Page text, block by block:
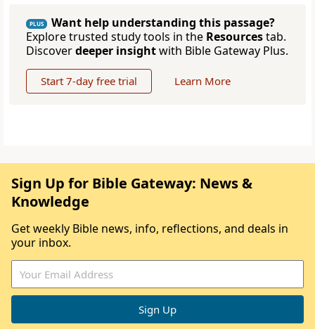
PLUS
Want help understanding this passage?
Explore trusted study tools in the Resourcestab.
Discoverdeeper insightwith Bible Gateway Plus.
Start 7-day free trial Learn More
Sign Up for Bible Gateway: News &
Knowledge
Get weekly Bible news, info, reflections, and deals in
your inbox.